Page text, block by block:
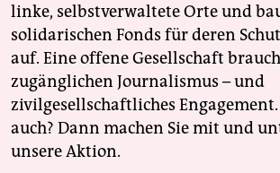
linke, selbstverwaltete Orte und
solidarischen Fonds für deren
auf. Eine offene Gesellschaft
zugänglichen Journalismus – und
zivilgesellschaftliches
auch? Dann machen Sie mit und
unsere Aktion.